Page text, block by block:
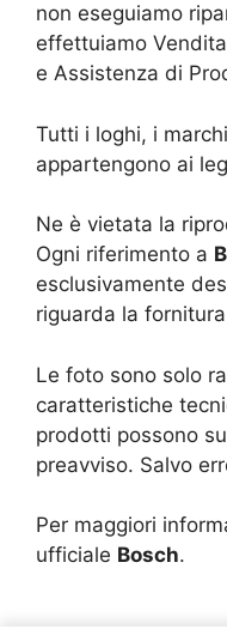
non eseguiamo
effettuiamo
e Assistenza di
Tutti i loghi, i
appartengono ai
Ne è vietata la
Ogni riferimento a
esclusivamente
riguarda la
Le foto sono solo
caratteristiche
prodotti possono
preavviso. Salvo
Per maggiori
ufficiale Bosch.